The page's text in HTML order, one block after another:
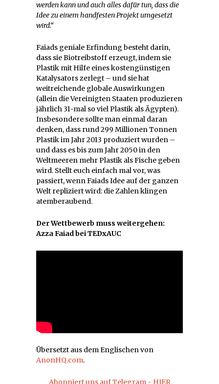
werden kann und auch alles dafür tun, dass die
Idee zu einem handfesten Projekt umgesetzt
wird.“
Faiads geniale Erfindung besteht darin,
dass sie Biotreibstoff erzeugt, indem sie
Plastik mit Hilfe eines kostengünstigen
Katalysators zerlegt – und sie hat
weitreichende globale Auswirkungen
(allein die Vereinigten Staaten produzieren
jährlich 31-mal so viel Plastik als Ägypten).
Insbesondere sollte man einmal daran
denken, dass rund 299 Millionen Tonnen
Plastik im Jahr 2013 produziert wurden –
und dass es bis zum Jahr 2050 in den
Weltmeeren mehr Plastik als Fische geben
wird. Stellt euch einfach mal vor, was
passiert, wenn Faiads Idee auf der ganzen
Welt repliziert wird: die Zahlen klingen
atemberaubend.
Der Wettbewerb muss weitergehen:
Azza Faiad bei TEDxAUC
Übersetzt aus dem Englischen von
AnonHQ.com.
Abonniert uns auf Telegram - HIER